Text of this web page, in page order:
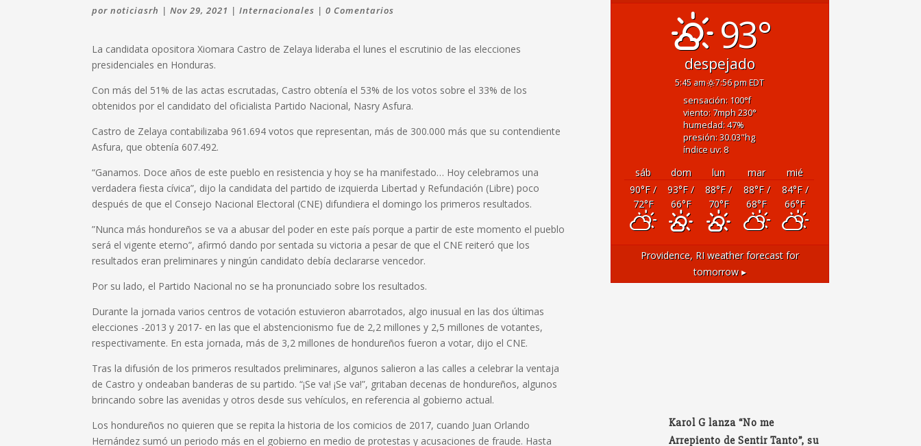
pornoticiasrh |Nov 29, 2021 |Internacionales |0 Comentarios
La candidata opositora Xiomara Castro de Zelaya lideraba el lunes el escrutinio de las elecciones
presidenciales en Honduras.
Con más del 51% de las actas escrutadas, Castro obtenía el 53% de los votos sobre el 33% de los
obtenidos por el candidato del oficialista Partido Nacional, Nasry Asfura.
Castro de Zelaya contabilizaba 961.694 votos que representan, más de 300.000 más que su contendiente
Asfura, que obtenía 607.492.
“Ganamos. Doce años de este pueblo en resistencia y hoy se ha manifestado… Hoy celebramos una
verdadera fiesta cívica”, dijo la candidata del partido de izquierda Libertad y Refundación (Libre) poco
después de que el Consejo Nacional Electoral (CNE) difundiera el domingo los primeros resultados.
”Nunca más hondureños se va a abusar del poder en este país porque a partir de este momento el pueblo
será el vigente eterno”, afirmó dando por sentada su victoria a pesar de que el CNE reiteró que los
resultados eran preliminares y ningún candidato debía declararse vencedor.
Por su lado, el Partido Nacional no se ha pronunciado sobre los resultados.
Durante la jornada varios centros de votación estuvieron abarrotados, algo inusual en las dos últimas
elecciones -2013 y 2017- en las que el abstencionismo fue de 2,2 millones y 2,5 millones de votantes,
respectivamente. En esta jornada, más de 3,2 millones de hondureños fueron a votar, dijo el CNE.
Tras la difusión de los primeros resultados preliminares, algunos salieron a las calles a celebrar la ventaja
de Castro y ondeaban banderas de su partido. “¡Se va! ¡Se va!”, gritaban decenas de hondureños, algunos
brincando sobre las avenidas y otros desde sus vehículos, en referencia al gobierno actual.
Los hondureños no quieren que se repita la historia de los comicios de 2017, cuando Juan Orlando
Hernández sumó un periodo más en el gobierno en medio de protestas y acusaciones de fraude. Hasta
93°
despejado
5:45 am 7:56 pm EDT
sensación: 100°f
viento: 7mph230°
humedad: 47%
presión: 30.03"hg
índice uv: 8
sáb dom lun mar
mié
90°F/
72°F
93°F/
66°F
88°F/
70°F
88°F/
68°F
84°F/
66°F
Providence, RIweather forecast for
tomorrow ▸
Karol G lanza “No me
Arrepiento de Sentir Tanto”, su